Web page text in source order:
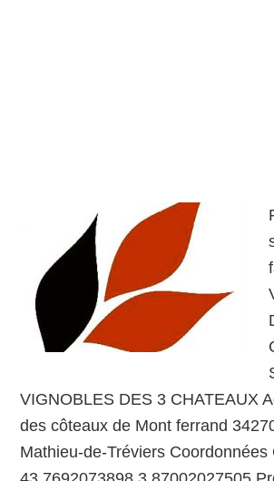
VIGNOBLES DES 3 CHATEAUX
des côteaux de Mont ferrand
Mathieu-de-Tréviers Coordonnées